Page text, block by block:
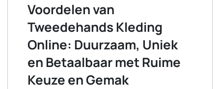
Voordelen van
Tweedehands Kleding
Online: Duurzaam, Uniek
en Betaalbaar met Ruime
Keuze en Gemak